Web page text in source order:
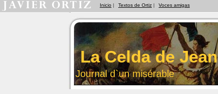
Inicio | Textos de Ortiz | Voces amigas
La Celda de
Journal d`un misérable